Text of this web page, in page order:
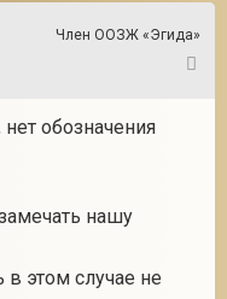
Член ООЗЖ «Эгида»
обозначения
нашу
в этом случае не